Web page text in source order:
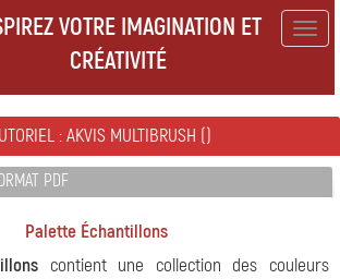
VOTRE IMAGINATION ET
CRÉATIVITÉ
: AKVIS MULTIBRUSH ()
PDF
Palette Échantillons
contient une collection des couleurs